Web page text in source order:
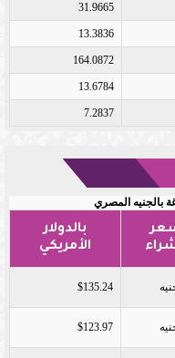
31.9665
13.3836
164.0872
13.6784
7.2837
بالجنيه المصري
بالدولار
الأمريكي
$135.24
$123.97